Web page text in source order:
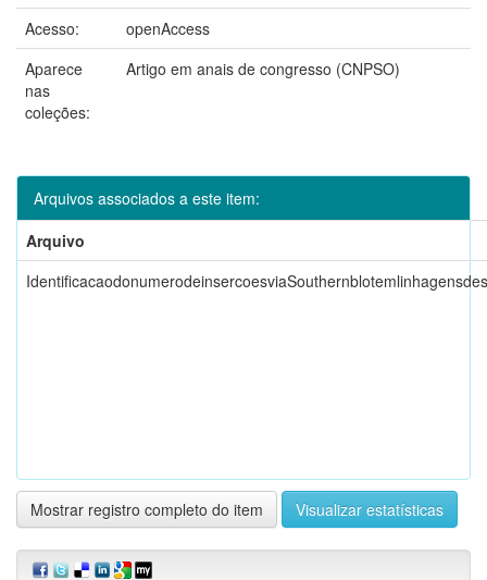
Acesso:
openAccess
Aparece
nas
coleções:
Artigo em anais de congresso (CNPSO)
Arquivos associados a este item:
Arquivo
Mostrar registro completo do item Visualizar estatísticas